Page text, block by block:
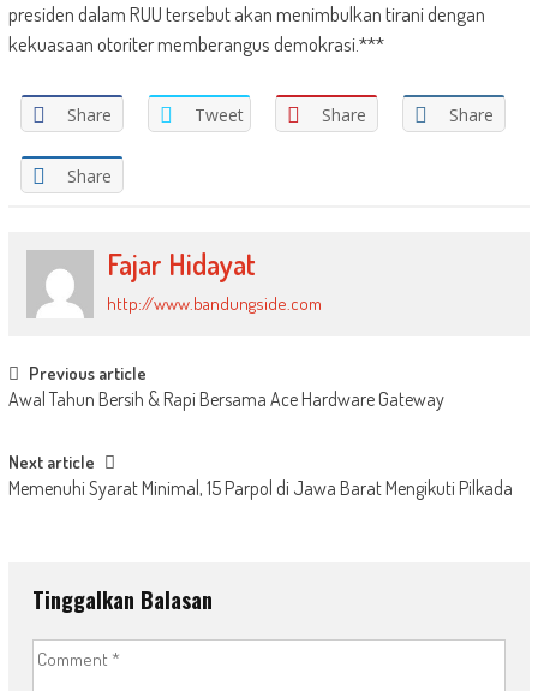
presiden dalam RUU tersebut akan menimbulkan tirani dengan
kekuasaan otoriter memberangus demokrasi.***
Share Tweet Share Share
Share
Fajar Hidayat
http://www.bandungside.com
Post
navigation
Previous article
Awal Tahun Bersih & Rapi Bersama Ace Hardware Gateway
Next article
Memenuhi Syarat Minimal, 15 Parpol di Jawa Barat Mengikuti Pilkada
Tinggalkan Balasan